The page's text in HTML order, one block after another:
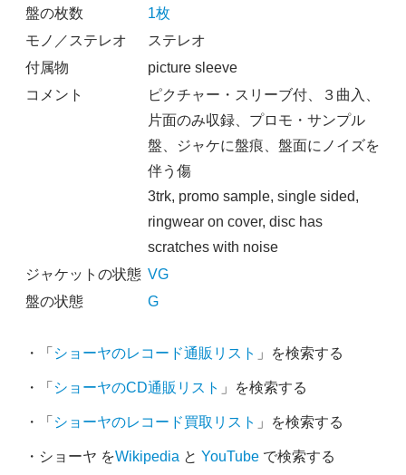
盤の枚数
1枚
モノ／ステレオ
ステレオ
付属物
picture sleeve
コメント
ピクチャー・スリーブ付、３曲入、
片面のみ収録、プロモ・サンプル
盤、ジャケに盤痕、盤面にノイズを
伴う傷
3trk, promo sample, single sided,
ringwear on cover, disc has
scratches with noise
ジャケットの状態 VG
盤の状態
G
・「 ショーヤのレコード通販リスト 」を検索する
・「 ショーヤのCD通販リスト 」を検索する
・「 ショーヤのレコード買取リスト 」を検索する
・ショーヤ をWikipedia と YouTubeで検索する